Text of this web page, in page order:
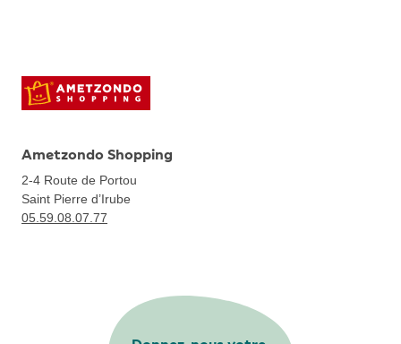
Ametzondo Shopping
2-4 Route de Portou
Saint Pierre d’Irube
05.59.08.07.77